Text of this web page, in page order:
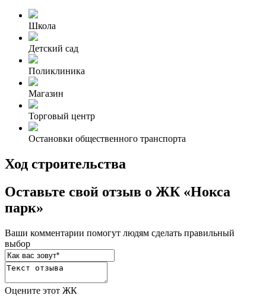
Школа
Детский сад
Поликлиника
Магазин
Торговый центр
Остановки общественного транспорта
Ход строительства
Оставьте свой отзыв о ЖК «Нокса
парк»
Ваши комментарии помогут людям сделать правильный
выбор
Оцените этот ЖК